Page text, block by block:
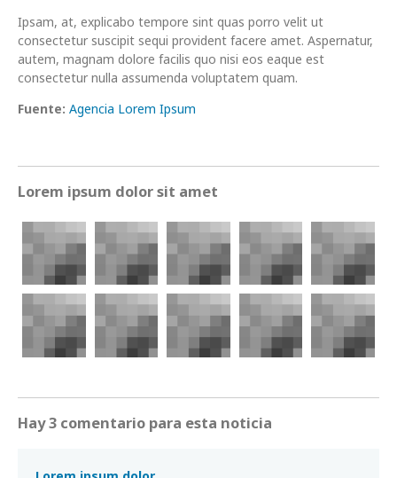
Ipsam, at, explicabo tempore sint quas porro velit ut
consectetur suscipit sequi provident facere amet. Aspernatur,
autem, magnam dolore facilis quo nisi eos eaque est
consectetur nulla assumenda voluptatem quam.
Fuente: Agencia Lorem Ipsum
Lorem ipsum dolor sit amet
Hay 3 comentario para esta noticia